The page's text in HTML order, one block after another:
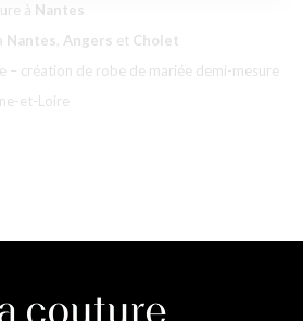
à Nantes
Nantes Angers et Cholet
– création de robe de mariée demi-mesure
et-Loire